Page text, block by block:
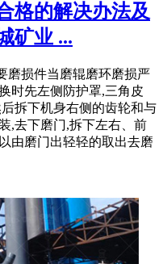
格的解决办法及
矿业 ...
磨损件当磨辊磨环磨损严
时先左侧防护罩,三角皮
拆下机身右侧的齿轮和与
,去下磨门,拆下左右、前
由磨门出轻轻的取出去磨